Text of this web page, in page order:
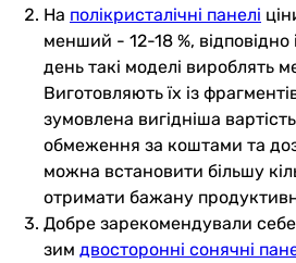
На полікристалічні панелі
менший - 12-18 %,
день такі моделі вироблять
Виготовляють їх із
зумовлена вигідніша
обмеження за коштами та
можна встановити більшу
отримати бажану
Добре зарекомендували
зим двосторонні сонячні